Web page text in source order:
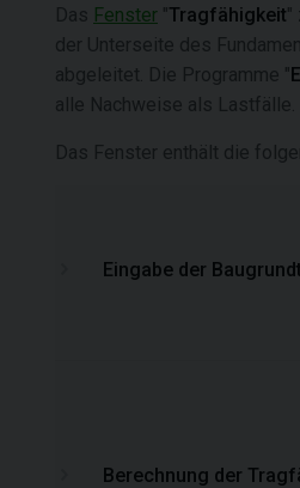
Das Fenster "Tragfähigkeit"
der Unterseite des
abgeleitet. Die Programme "
alle Nachweise als Lastfälle.
Das Fenster enthält die
Eingabe der
Berechnung der